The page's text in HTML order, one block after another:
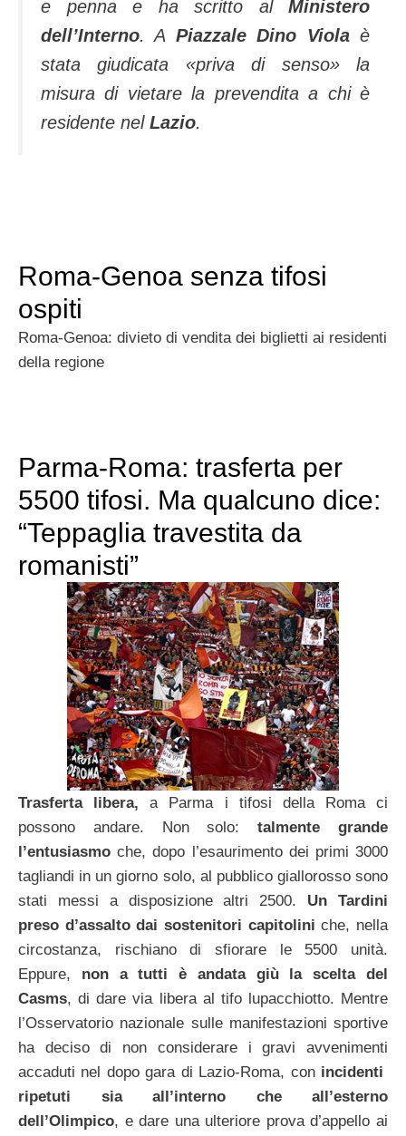
e penna e ha scritto al Ministero
dell’Interno. A Piazzale Dino Violaè
stata giudicata «priva di senso» la
misura di vietare la prevendita a chi è
residente nel Lazio.
Roma-Genoa senza tifosi
ospiti
Roma-Genoa: divieto di vendita dei biglietti ai residenti
della regione
Parma-Roma: trasferta per
5500 tifosi. Ma qualcuno dice:
“Teppaglia travestita da
romanisti”
Trasferta libera, a Parma i tifosi della Roma ci
possono andare. Non solo:talmente grande
l’entusiasmo che, dopo l’esaurimento dei primi 3000
tagliandi in un giorno solo, al pubblico giallorosso sono
stati messi a disposizione altri 2500. Un Tardini
preso d’assalto dai sostenitori capitolini che, nella
circostanza, rischiano di sfiorare le 5500 unità.
Eppure, non a tutti è andata giù la scelta del
Casms, di dare via libera al tifo lupacchiotto. Mentre
l’Osservatorio nazionale sulle manifestazioni sportive
ha deciso di non considerare i gravi avvenimenti
accaduti nel dopo gara di Lazio-Roma, conincidenti
ripetuti sia all’interno che all’esterno
dell’Olimpico, e dare una ulteriore prova d’appello ai